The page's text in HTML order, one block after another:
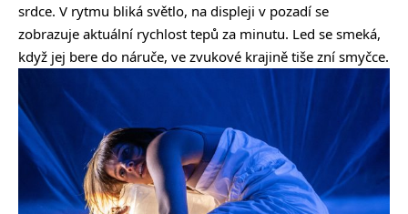
srdce. V rytmu bliká světlo, na displeji v pozadí se
zobrazuje aktuální rychlost tepů za minutu. Led se smeká,
když jej bere do náruče, ve zvukové krajině tiše zní smyčce.